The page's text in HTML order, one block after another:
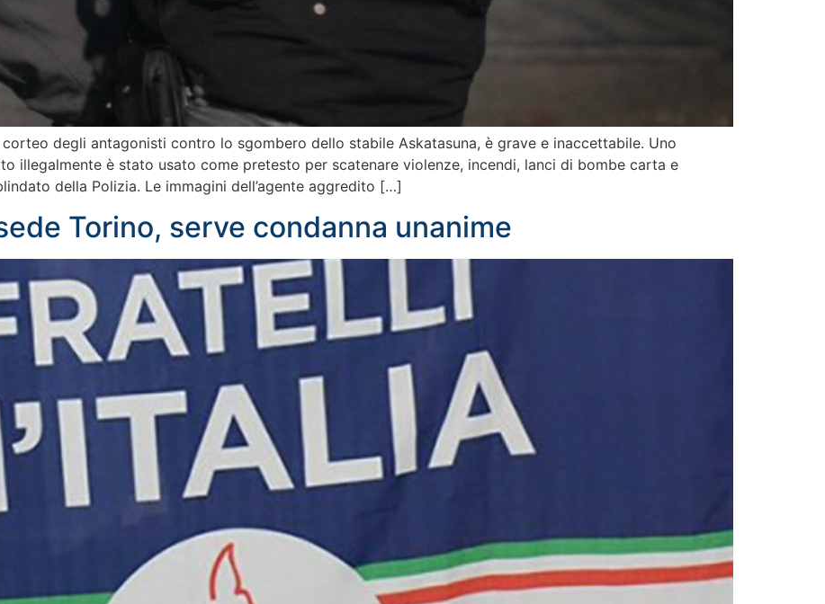
degli antagonisti contro lo sgombero dello stabile Askatasuna, è grave e inaccettabile. Uno
illegalmente è stato usato come pretesto per scatenare violenze, incendi, lanci di bombe carta e
della Polizia. Le immagini dell’agente aggredito […]
Torino, serve condanna unanime